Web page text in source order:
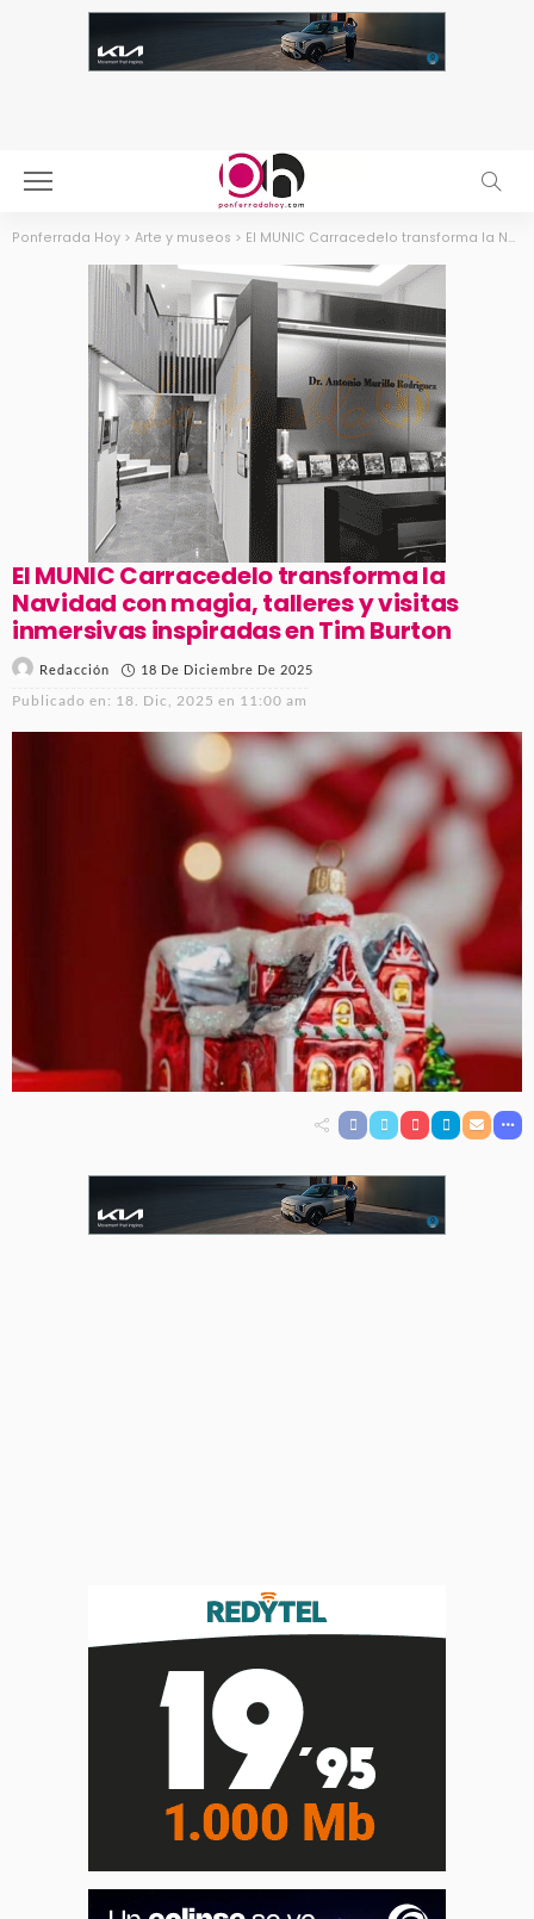
Ponferrada Hoy > Arte y museos > El MUNIC Carracedelo transforma la Navidad con magia, talleres y visitas inmersivas inspiradas en Tim Burton
El MUNIC Carracedelo transforma la
Navidad con magia, talleres y visitas
inmersivas inspiradas en Tim Burton
Redacción 18 De Diciembre De 2025
Publicado en: 18. Dic, 2025 en 11:00 am